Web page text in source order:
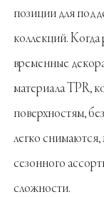
позиции для
коллекций.
временные
материала TPR,
поверхностям,
легко
сезонного
сложности.